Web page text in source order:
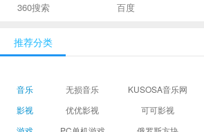
360搜索 百度
推荐分类
音乐 无损音乐 KUSOSA音乐网
影视
优优影视 可可影视